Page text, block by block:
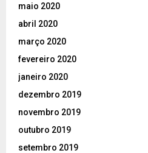
maio 2020
abril 2020
março 2020
fevereiro 2020
janeiro 2020
dezembro 2019
novembro 2019
outubro 2019
setembro 2019